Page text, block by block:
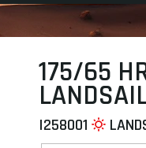
175/65
I258001